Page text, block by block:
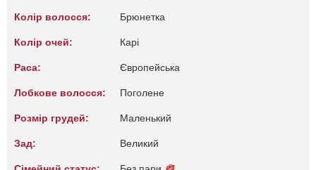
Колір волосся: Брюнетка
Колір очей: Карі
Раса: Європейська
Лобкове волосся: Поголене
Розмір грудей: Маленький
Зад: Великий